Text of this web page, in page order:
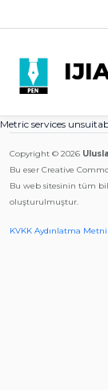
Metric services
Copyright © 2026
Bu eser Creative
Bu web sitesinin tüm
oluşturulmuştur.
KVKK Aydınlatma Metni